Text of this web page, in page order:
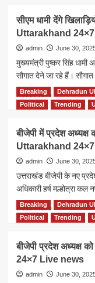
सीएम धामी देंगे
Uttarakhand
admin June 30,
मुख्यमंत्री पुष्कर सिंह धामी
सौगात देने जा रहे हैं।
Read MoreRead
more
सीएम
धामी
देंगे
खिलाड़ियों
को
सौगात,
एवं
फलेंगे
फूलेंगे
24×7
Live
news
Breaking Dehradun
Political
Trending
बीजेपी में प्रदेश अध्यक्ष
Uttarakhand
admin June 30,
उत्तराखंड बीजेपी के नए
अधिकारी हर्ष मल्होत्रा कल
Read MoreRead
more
में
प्रदेश
अध्यक्ष
Breaking Dehradun
Political
Trending
बीजेपी प्रदेश अध्यक्ष
24×7 Live news
admin June 30,